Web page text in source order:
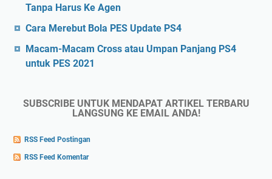
Tanpa Harus Ke Agen
Cara Merebut Bola PES Update PS4
Macam-Macam Cross atau Umpan Panjang PS4
untuk PES 2021
SUBSCRIBE UNTUK MENDAPAT ARTIKEL TERBARU
LANGSUNG KE EMAIL ANDA!
RSS Feed Postingan
RSS Feed Komentar